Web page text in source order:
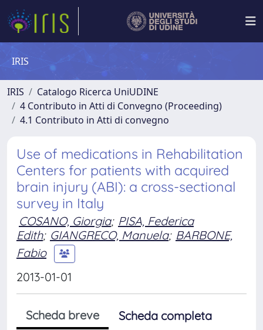
IRIS
IRIS
Catalogo Ricerca UniUDINE
4 Contributo in Atti di Convegno (Proceeding)
4.1 Contributo in Atti di convegno
Use of medications in Rehabilitation
Centers for patients with acquired
brain injury (ABI): a cross-sectional
survey in Italy
COSANO, Giorgia; PISA, Federica
Edith; GIANGRECO, Manuela; BARBONE,
Fabio
2013-01-01
Scheda breve
Scheda completa